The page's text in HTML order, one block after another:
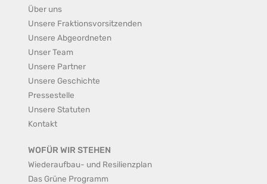
Über uns
Unsere Fraktionsvorsitzenden
Unsere Abgeordneten
Unser Team
Unsere Partner
Unsere Geschichte
Pressestelle
Unsere Statuten
Kontakt
WOFÜR WIR STEHEN
Wiederaufbau- und Resilienzplan
Das Grüne Programm